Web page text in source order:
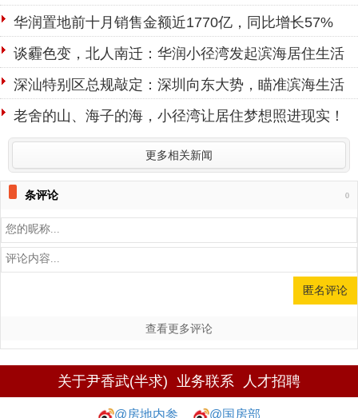
华润置地前十月销售金额近1770亿，同比增长57%
谈霾色变，北人南迁：华润小径湾发起滨海居住生活
方式
深汕特别区总规敲定：深圳向东大势，瞄准滨海生活
大区
老舍的山、海子的海，小径湾让居住梦想照进现实！
更多相关新闻
0
条评论
查看更多评论
关于尹香武(半求) 业务联系 人才招聘
@房地内参 @国房部